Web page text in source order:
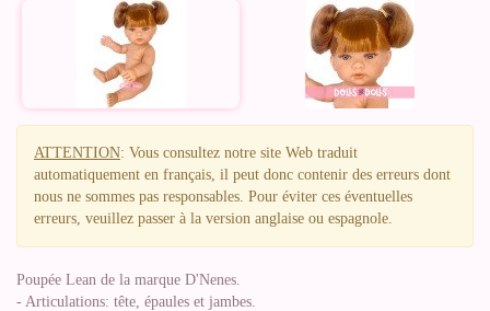
ATTENTION: Vous consultez notre site Web traduit
automatiquement en français, il peut donc contenir des erreurs dont
nous ne sommes pas responsables. Pour éviter ces éventuelles
erreurs, veuillez passer à la version anglaise ou espagnole.
Poupée Lean de la marque D'Nenes.
- Articulations: tête, épaules et jambes.